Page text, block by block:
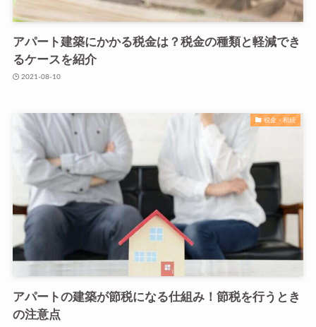
アパート建築にかかる税金は？税金の種類と軽減でき
るケースを紹介
2021-08-10
税金・相続
アパートの建築が節税になる仕組み！節税を行うとき
の注意点